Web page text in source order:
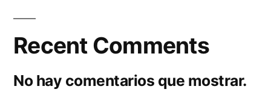
Recent Comments
No hay comentarios que mostrar.